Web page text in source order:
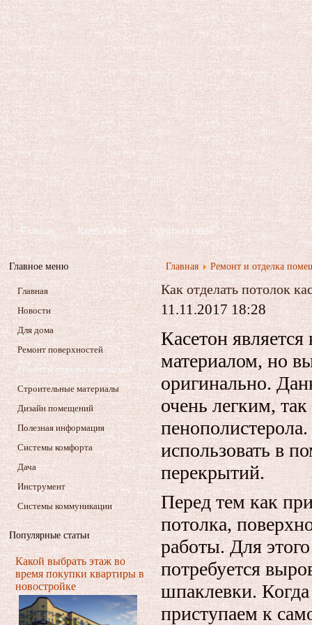
Главная Карта сайта Обратная связь
Главное меню
Главная
Новости
Для дома
Ремонт поверхностей
Ремонт и отделка помещений
Строительные материалы
Дизайн помещений
Полезная информация
Системы комфорта
Дача
Инструмент
Системы коммуникации
Популярные статьи
Какой выбрать этаж во
время покупки квартиры в
новостройке
Главная Ремонт и отделка
Как отделать потолок
11.11.2017 18:28
Касетон
материалом, но
оригинально.
очень легким, так
использовать в
перекрытий.
Перед тем как
потолка,
работы. Для
потребуется
шпаклевки. Когда
приступаем к